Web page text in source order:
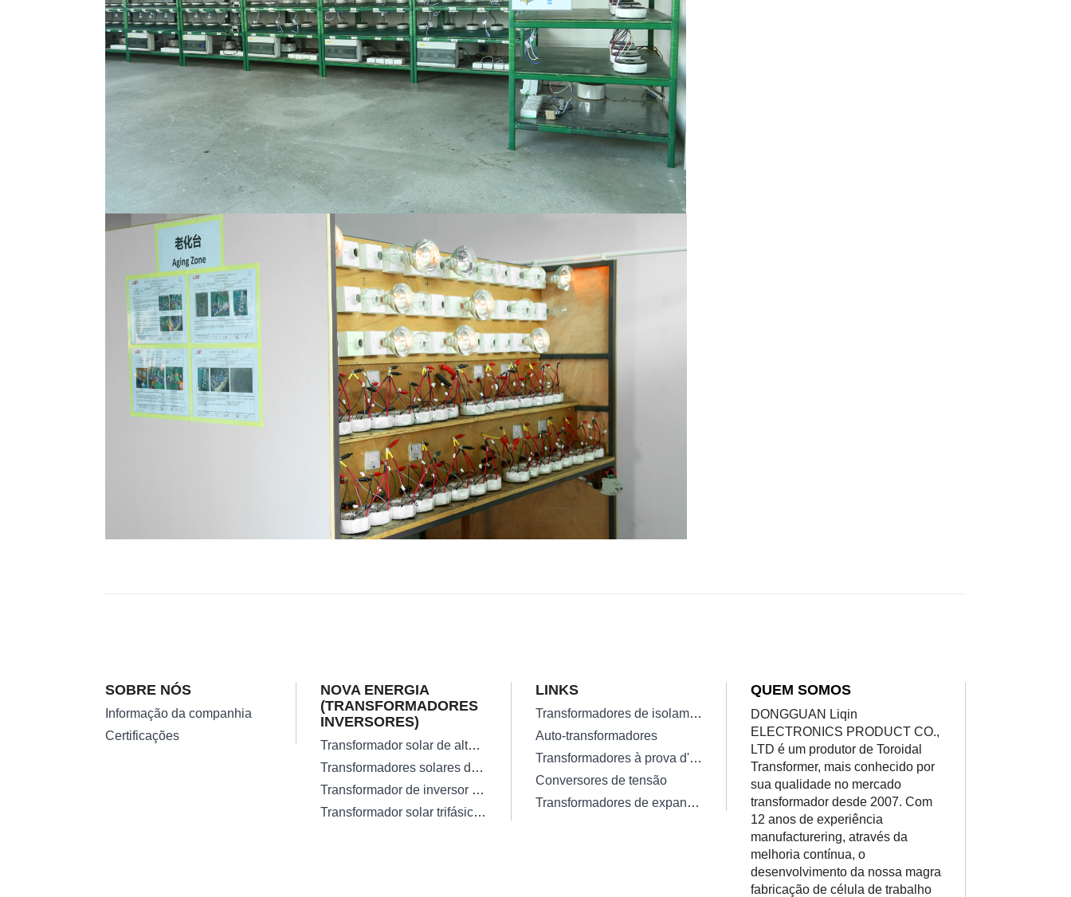
SOBRE NÓS
Informação da companhia
Certificações
NOVA ENERGIA
(TRANSFORMADORES
INVERSORES)
Transformador solar de alta eficiência na rede
Transformadores solares de inversor monofásico
Transformador de inversor de onda senoidal pura confiável de 300W
Transformador solar trifásico perdido baixo do inversor da Fora-grade
LINKS
Transformadores de isolamento
Auto-transformadores
Transformadores à prova d'água
Conversores de tensão
Transformadores de expansão
QUEM SOMOS
DONGGUAN Liqin
ELECTRONICS PRODUCT CO.,
LTD é um produtor de Toroidal
Transformer, mais conhecido por
sua qualidade no mercado
transformador desde 2007. Com
12 anos de experiência
manufacturering, através da
melhoria contínua, o
desenvolvimento da nossa magra
fabricação de célula de trabalho